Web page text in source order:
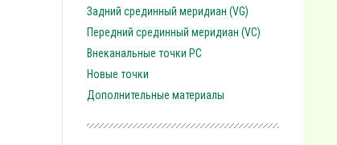
Задний срединный меридиан (VG)
Передний срединный меридиан (VC)
Внеканальные точки PC
Новые точки
Дополнительные материалы